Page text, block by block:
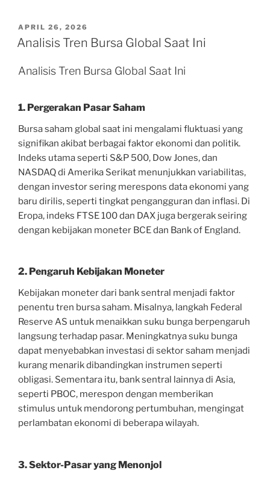
POSTED
ON
APRIL 26, 2026
Analisis Tren Bursa Global Saat Ini
Analisis Tren Bursa Global Saat Ini
1. Pergerakan Pasar Saham
Bursa saham global saat ini mengalami fluktuasi yang
signifikan akibat berbagai faktor ekonomi dan politik.
Indeks utama seperti S&P 500, Dow Jones, dan
NASDAQ di Amerika Serikat menunjukkan variabilitas,
dengan investor sering merespons data ekonomi yang
baru dirilis, seperti tingkat pengangguran dan inflasi. Di
Eropa, indeks FTSE 100 dan DAX juga bergerak seiring
dengan kebijakan moneter BCE dan Bank of England.
2. Pengaruh Kebijakan Moneter
Kebijakan moneter dari bank sentral menjadi faktor
penentu tren bursa saham. Misalnya, langkah Federal
Reserve AS untuk menaikkan suku bunga berpengaruh
langsung terhadap pasar. Meningkatnya suku bunga
dapat menyebabkan investasi di sektor saham menjadi
kurang menarik dibandingkan instrumen seperti
obligasi. Sementara itu, bank sentral lainnya di Asia,
seperti PBOC, merespon dengan memberikan
stimulus untuk mendorong pertumbuhan, mengingat
perlambatan ekonomi di beberapa wilayah.
3. Sektor-Pasar yang Menonjol